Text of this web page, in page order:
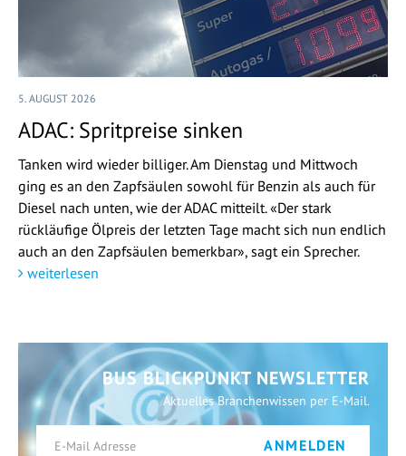
5. AUGUST 2026
ADAC: Spritpreise sinken
Tanken wird wieder billiger. Am Dienstag und Mittwoch
ging es an den Zapfsäulen sowohl für Benzin als auch für
Diesel nach unten, wie der ADAC mitteilt. «Der stark
rückläufige Ölpreis der letzten Tage macht sich nun endlich
auch an den Zapfsäulen bemerkbar», sagt ein Sprecher.
weiterlesen
BUS BLICKPUNKT NEWSLETTER
Aktuelles Branchenwissen per E-Mail.
ANMELDEN